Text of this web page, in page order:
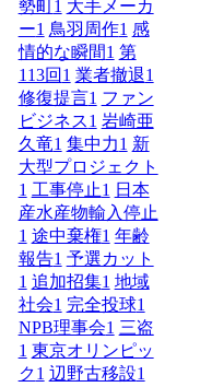
勢町1 大手メーカ
ー1 鳥羽周作1 感
情的な瞬間1 第
113回 1 業者撤退1
修復提言1 ファン
ビジネス1 岩崎亜
久竜1 集中力1 新
大型プロジェクト
1 工事停止1 日本
産水産物輸入停止
1 途中棄権1 年齢
報告1 予選カット
1 追加招集1 地域
社会1 完全投球1
NPB理事会1 三盗
1 東京オリンピッ
ク1 辺野古移設1